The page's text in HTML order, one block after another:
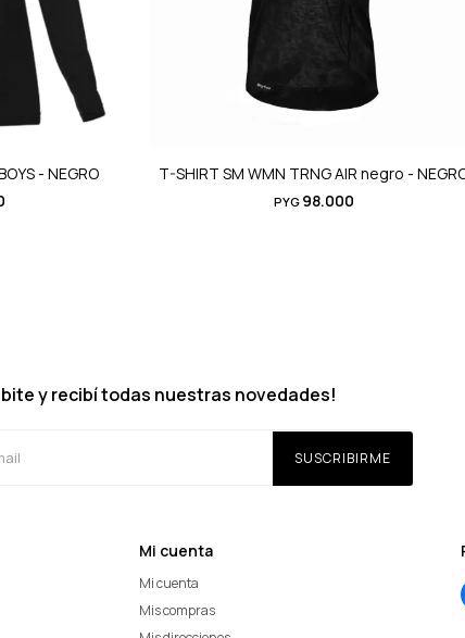
- NEGRO T-SHIRT SM WMN TRNG AIR negro -
PYG 98.000
Mi cuenta
Mi cuenta
Mis compras
y recibí todas nuestras novedades!
SUSCRIBIRME